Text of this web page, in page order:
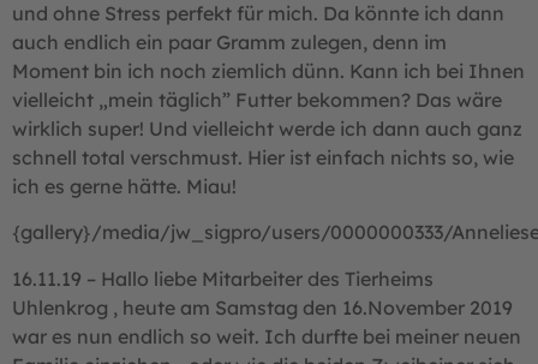
und ohne Stress perfekt für mich. Da könnte ich dann
auch endlich ein paar Gramm zulegen, denn im
Moment bin ich noch ziemlich dünn. Kann ich bei Ihnen
vielleicht „mein täglich” Futter bekommen? Das wäre
wirklich super! Und vielleicht werde ich dann auch ganz
schnell total verschmust. Hier ist einfach nichts so, wie
ich es gerne hätte. Miau!
{gallery}/media/jw_sigpro/users/0000000333/
16.11.19 – Hallo liebe Mitarbeiter des Tierheims
Uhlenkrog , heute am Samstag den 16.November 2019
war es nun endlich so weit. Ich durfte bei meiner neuen